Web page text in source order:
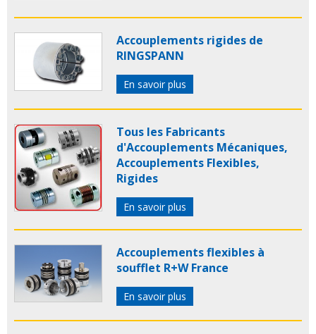
Accouplements rigides de
RINGSPANN
En savoir plus
Tous les Fabricants
d'Accouplements Mécaniques,
Accouplements Flexibles,
Rigides
En savoir plus
Accouplements flexibles à
soufflet R+W France
En savoir plus